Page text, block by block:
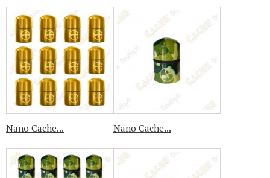
Nano Cache... Nano Cache...